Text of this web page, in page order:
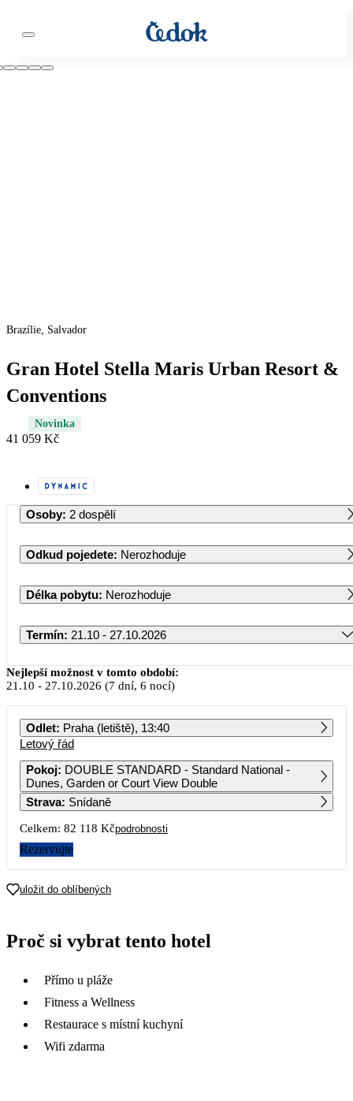
Brazílie, Salvador
Gran Hotel Stella Maris Urban Resort &
Conventions
Novinka
41 059 Kč
Osoby: 2 dospělí
Odkud pojedete: Nerozhoduje
Délka pobytu: Nerozhoduje
Termín: 21.10 - 27.10.2026
Říjen 2026
PO ÚT ST ČT PÁ SO NE
54 299
5
41 249
6 7 8 9 10 11
12 13 14
19
45 169
20 21 22 23 24 25
Nejlepší možnost v tomto období:
21.10 - 27.10.2026 (7 dní, 6 nocí)
Odlet: Praha (letiště), 13:40
Letový řád
Pokoj: DOUBLE STANDARD - Standard National -
Dunes, Garden or Court View Double
Strava: Snídaně
Celkem: 82 118 Kčpodrobnosti
Rezervujte
uložit do oblíbených
Proč si vybrat tento hotel
Přímo u pláže
Fitness a Wellness
Restaurace s místní kuchyní
Wifi zdarma